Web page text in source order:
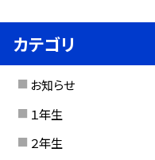
カテゴリ
お知らせ
１年生
２年生